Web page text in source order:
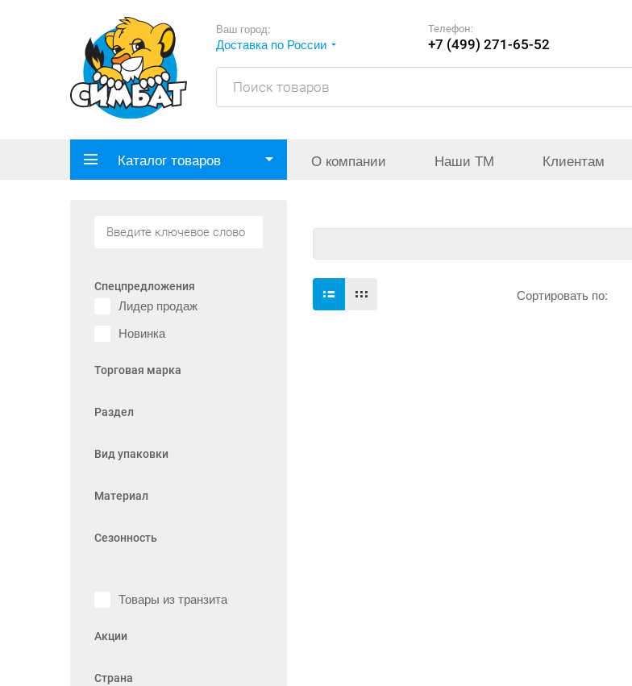
Ваш город:
Доставка по России
Телефон:
+7 (499) 271-65-52
Каталог товаров О компании Наши ТМ Клиентам
Спецпредложения
Лидер продаж
Новинка
Торговая марка
Раздел
Вид упаковки
Материал
Сезонность
Товары из транзита
Акции
Страна
Сортировать по: